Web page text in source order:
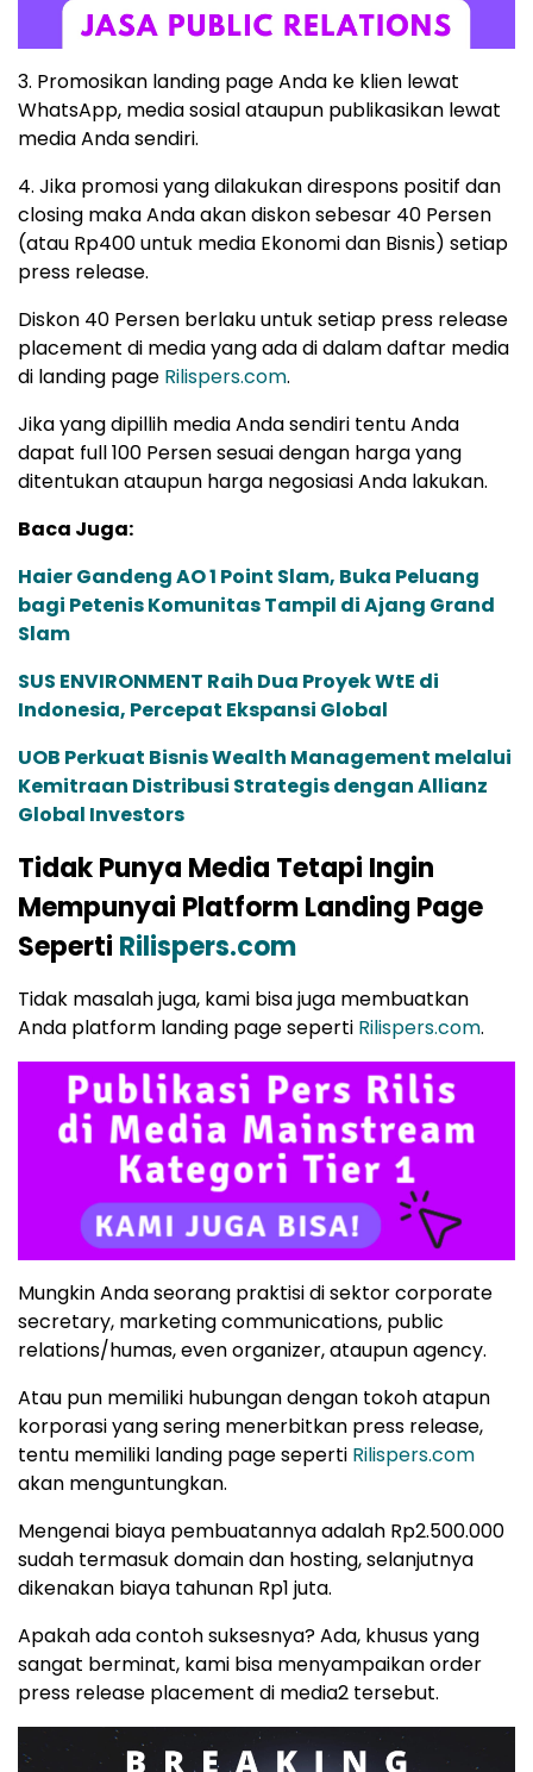
3. Promosikan landing page Anda ke klien lewat
WhatsApp, media sosial ataupun publikasikan lewat
media Anda sendiri.
4. Jika promosi yang dilakukan direspons positif dan
closing maka Anda akan diskon sebesar 40 Persen
(atau Rp400 untuk media Ekonomi dan Bisnis) setiap
press release.
Diskon 40 Persen berlaku untuk setiap press release
placement di media yang ada di dalam daftar media
di landing page Rilispers.com.
Jika yang dipillih media Anda sendiri tentu Anda
dapat full 100 Persen sesuai dengan harga yang
ditentukan ataupun harga negosiasi Anda lakukan.
Baca Juga:
Haier Gandeng AO 1 Point Slam, Buka Peluang
bagi Petenis Komunitas Tampil di Ajang Grand
Slam
SUS ENVIRONMENT Raih Dua Proyek WtE di
Indonesia, Percepat Ekspansi Global
UOB Perkuat Bisnis Wealth Management melalui
Kemitraan Distribusi Strategis dengan Allianz
Global Investors
Tidak Punya Media Tetapi Ingin
Mempunyai Platform Landing Page
Seperti Rilispers.com
Tidak masalah juga, kami bisa juga membuatkan
Anda platform landing page seperti Rilispers.com.
Mungkin Anda seorang praktisi di sektor corporate
secretary, marketing communications, public
relations/humas, even organizer, ataupun agency.
Atau pun memiliki hubungan dengan tokoh atapun
korporasi yang sering menerbitkan press release,
tentu memiliki landing page seperti Rilispers.com
akan menguntungkan.
Mengenai biaya pembuatannya adalah Rp2.500.000
sudah termasuk domain dan hosting, selanjutnya
dikenakan biaya tahunan Rp1 juta.
Apakah ada contoh suksesnya? Ada, khusus yang
sangat berminat, kami bisa menyampaikan order
press release placement di media2 tersebut.